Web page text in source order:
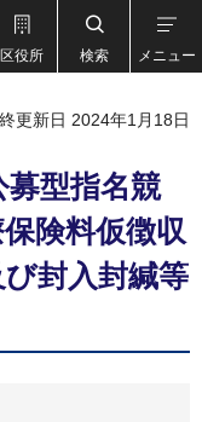
区役所 検索 メニュー
更新日 2024年1月18日
型指名競
険料仮徴収
封入封緘等